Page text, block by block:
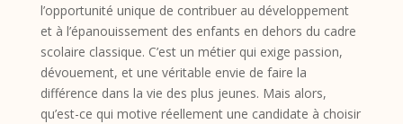
l’opportunité unique de contribuer au développement
et à l’épanouissement des enfants en dehors du cadre
scolaire classique. C’est un métier qui exige passion,
dévouement, et une véritable envie de faire la
différence dans la vie des plus jeunes. Mais alors,
qu’est-ce qui motive réellement une candidate à choisir